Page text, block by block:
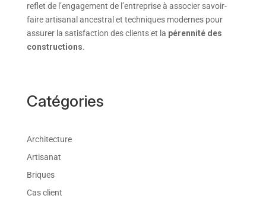
reflet de l’engagement de l’entreprise à associer savoir-
faire artisanal ancestral et techniques modernes pour
assurer la satisfaction des clients et la pérennité des
constructions.
Catégories
Architecture
Artisanat
Briques
Cas client